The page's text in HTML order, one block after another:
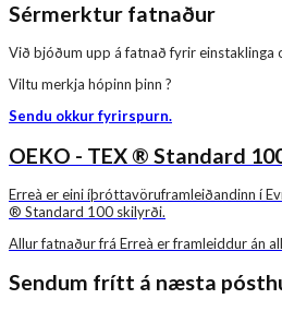
Sérmerktur fatnaður
Við bjóðum upp á fatnað fyrir einstaklinga
Viltu merkja hópinn þinn ?
Sendu okkur fyrirspurn.
OEKO - TEX ® Standard
Erreà er eini íþróttavöruframleiðandinn í
® Standard 100 skilyrði.
Allur fatnaður frá Erreà er framleiddur án
Sendum frítt á næsta